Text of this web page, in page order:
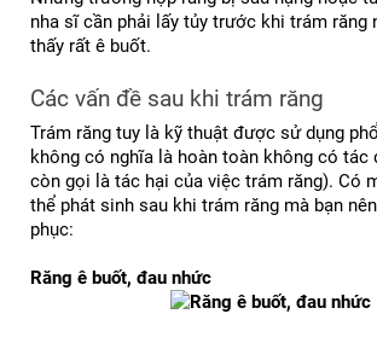
nha sĩ cần phải lấy tủy trước khi trám răng
thấy rất ê buốt.
Các vấn đề sau khi trám răng
Trám răng tuy là kỹ thuật được sử dụng
không có nghĩa là hoàn toàn không có tác
còn gọi là tác hại của việc trám răng). Có
thể phát sinh sau khi trám răng mà bạn
phục:
Răng ê buốt, đau nhức